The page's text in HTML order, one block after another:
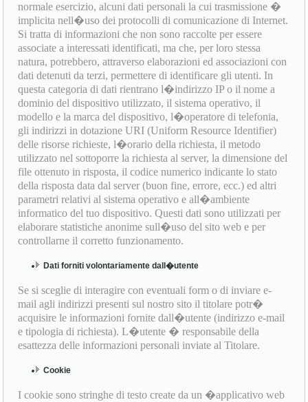
normale esercizio, alcuni dati personali la cui trasmissione �
implicita nell�uso dei protocolli di comunicazione di Internet.
Si tratta di informazioni che non sono raccolte per essere
associate a interessati identificati, ma che, per loro stessa
natura, potrebbero, attraverso elaborazioni ed associazioni con
dati detenuti da terzi, permettere di identificare gli utenti. In
questa categoria di dati rientrano l�indirizzo IP o il nome a
dominio del dispositivo utilizzato, il sistema operativo, il
modello e la marca del dispositivo, l�operatore di telefonia,
gli indirizzi in dotazione URI (Uniform Resource Identifier)
delle risorse richieste, l�orario della richiesta, il metodo
utilizzato nel sottoporre la richiesta al server, la dimensione del
file ottenuto in risposta, il codice numerico indicante lo stato
della risposta data dal server (buon fine, errore, ecc.) ed altri
parametri relativi al sistema operativo e all�ambiente
informatico del tuo dispositivo. Questi dati sono utilizzati per
elaborare statistiche anonime sull�uso del sito web e per
controllarne il corretto funzionamento.
Dati forniti volontariamente dall�utente
Se si sceglie di interagire con eventuali form o di inviare e-
mail agli indirizzi presenti sul nostro sito il titolare potr�
acquisire le informazioni fornite dall�utente (indirizzo e-mail
e tipologia di richiesta). L�utente � responsabile della
esattezza delle informazioni personali inviate al Titolare.
Cookie
I cookie sono stringhe di testo create da un �applicativo web